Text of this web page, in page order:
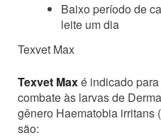
Baixo período de
leite um dia
Texvet Max
Texvet Maxé indicado
combate às larvas de
gênero Haematobia irritans
são: